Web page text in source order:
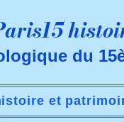
du
et